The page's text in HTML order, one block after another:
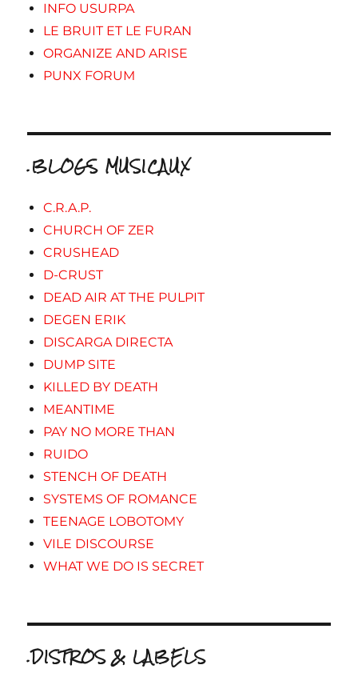
INFO USURPA
LE BRUIT ET LE FURAN
ORGANIZE AND ARISE
PUNX FORUM
.BLOGS MUSICAUX
C.R.A.P.
CHURCH OF ZER
CRUSHEAD
D-CRUST
DEAD AIR AT THE PULPIT
DEGEN ERIK
DISCARGA DIRECTA
DUMP SITE
KILLED BY DEATH
MEANTIME
PAY NO MORE THAN
RUIDO
STENCH OF DEATH
SYSTEMS OF ROMANCE
TEENAGE LOBOTOMY
VILE DISCOURSE
WHAT WE DO IS SECRET
.DISTROS & LABELS